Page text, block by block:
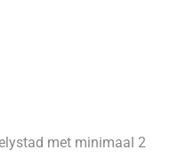
met minimaal 2